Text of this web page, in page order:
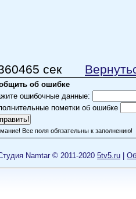
XROMIK
большое спасибо
как всегда на высоте
сек
об ошибке
ошибочные данные:
пометки об ошибке
Все поля обязательны к заполнению!
Namtar © 2011-2020 5tv5.ru